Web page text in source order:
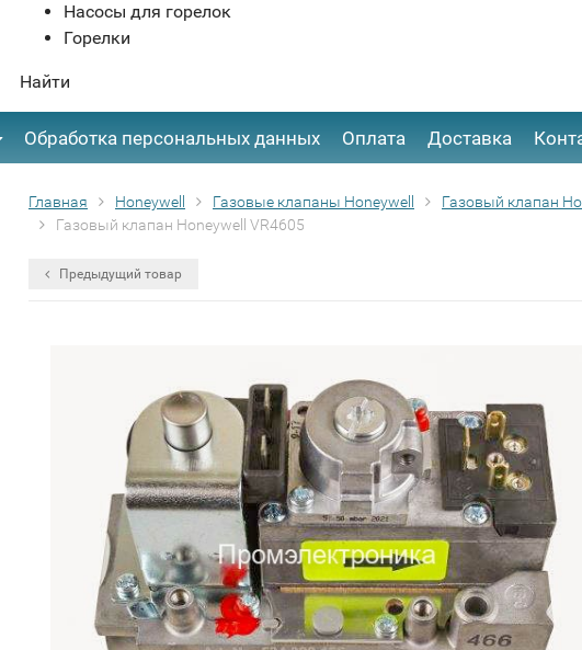
Насосы для горелок
Горелки
Найти
Обработка персональных данных Оплата Доставка
Главная Honeywell Газовые клапаны Honeywell
Газовый клапан
Газовый клапан Honeywell VR4605
Предыдущий товар